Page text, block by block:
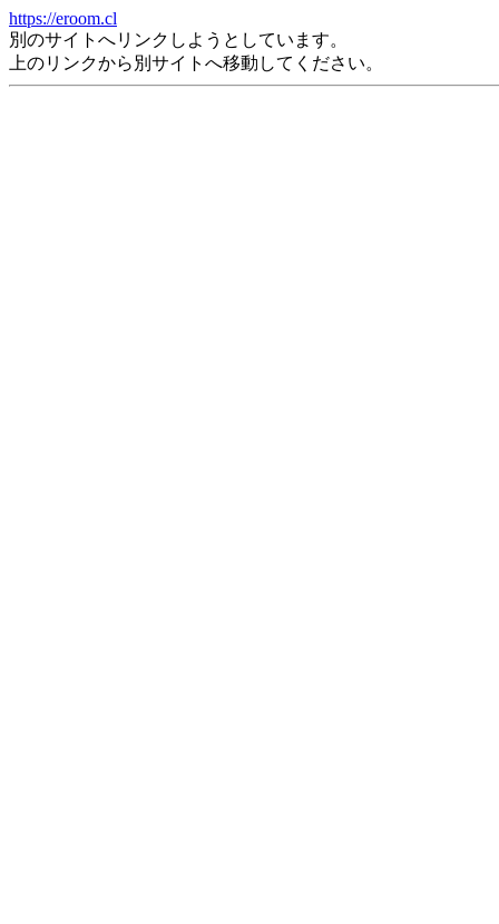
https://eroom.cl
別のサイトへリンクしようとしています。
上のリンクから別サイトへ移動してください。